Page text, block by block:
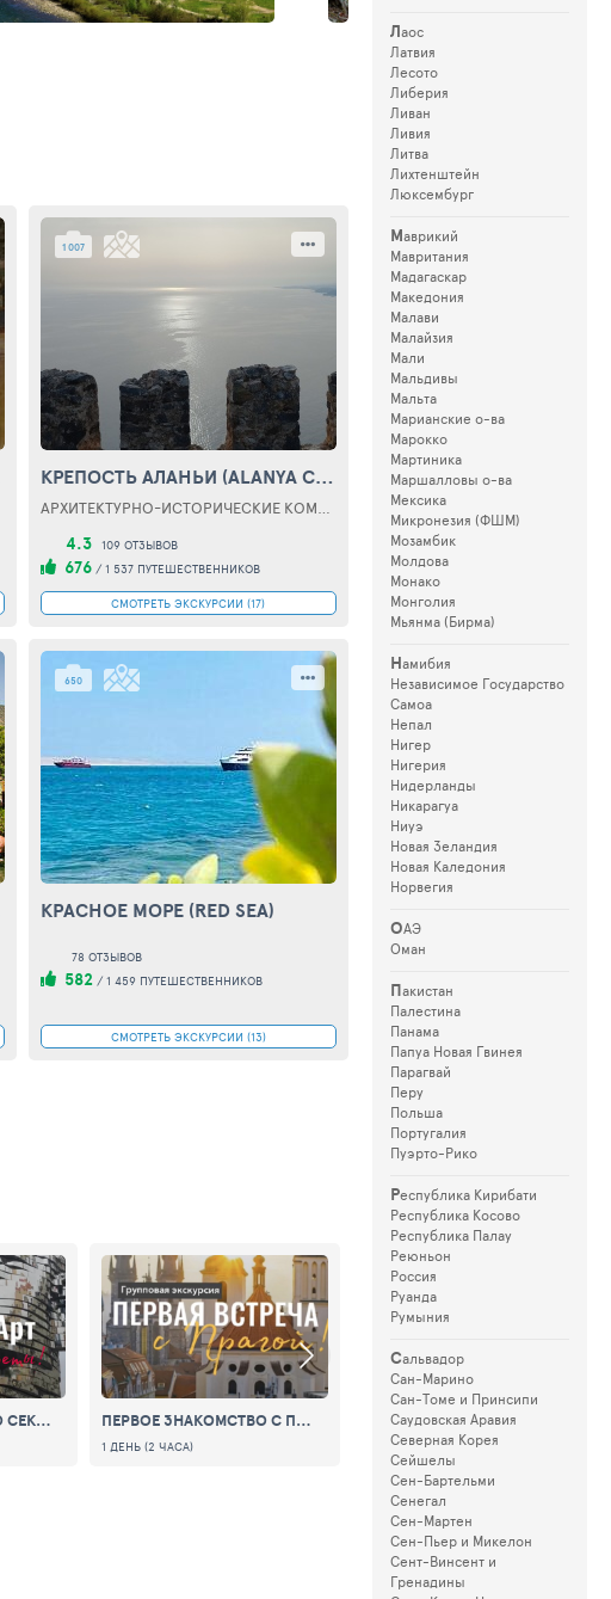
(CHURCH OF ST. NICHOLAS)
1 007
КРЕПОСТЬ АЛАНЬИ (ALANYA CASTLE)
АРХИТЕКТУРНО-ИСТОРИЧЕСКИЕ КОМПЛЕКСЫ
4.3 109 ОТЗЫВОВ
676/ 1 537 ПУТЕШЕСТВЕННИКОВ
СМОТРЕТЬ ЭКСКУРСИИ (17)
650
КРАСНОЕ МОРЕ (RED SEA)
78 ОТЗЫВОВ
582/ 1 459 ПУТЕШЕСТВЕННИКОВ
СМОТРЕТЬ ЭКСКУРСИИ (13)
ПРАЖСКИЙ АРТ И ЕГО СЕКРЕТЫ ПЕРВОЕ ЗНАКОМСТВО С ПРАГОЙ
1 ДЕНЬ (2 ЧАСА) 1 ДЕНЬ (4 ЧАСА)
Лаос
Латвия
Лесото
Либерия
Ливан
Ливия
Литва
Лихтенштейн
Люксембург
Маврикий
Мавритания
Мадагаскар
Македония
Малави
Малайзия
Мали
Мальдивы
Мальта
Марианские о-ва
Марокко
Мартиника
Маршалловы о-ва
Мексика
Микронезия (ФШМ)
Мозамбик
Молдова
Монако
Монголия
Мьянма (Бирма)
Намибия
Независимое Государство
Самоа
Непал
Нигер
Нигерия
Нидерланды
Никарагуа
Ниуэ
Новая Зеландия
Новая Каледония
Норвегия
ОАЭ
Оман
Пакистан
Палестина
Панама
Папуа Новая Гвинея
Парагвай
Перу
Польша
Португалия
Пуэрто-Рико
Республика Кирибати
Республика Косово
Республика Палау
Реюньон
Россия
Руанда
Румыния
Сальвадор
Сан-Марино
Сан-Томе и Принсипи
Саудовская Аравия
Северная Корея
Сейшелы
Сен-Бартельми
Сенегал
Сен-Мартен
Сен-Пьер и Микелон
Сент-Винсент и
Гренадины